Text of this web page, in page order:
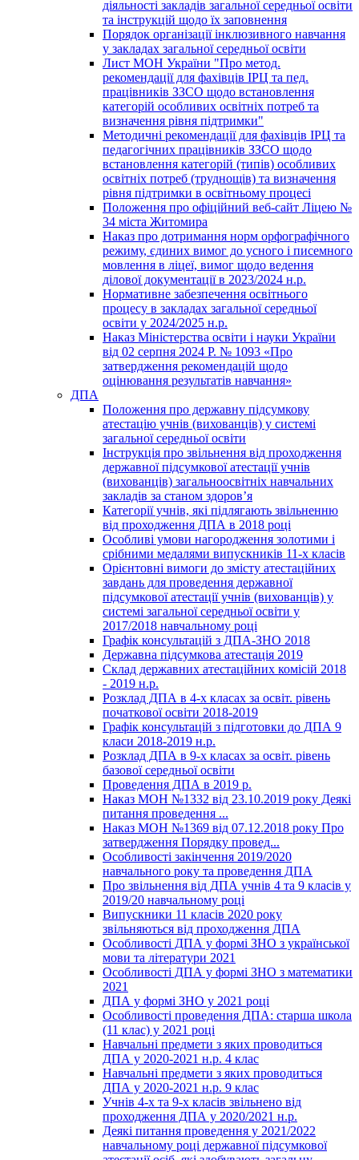
діяльності закладів загальної середньої освіти
та інструкцій щодо їх заповнення
Порядок організації інклюзивного навчання
у закладах загальної середньої освіти
Лист МОН України "Про метод.
рекомендації для фахівців ІРЦ та пед.
працівників ЗЗСО щодо встановлення
категорій особливих освітніх потреб та
визначення рівня підтримки"
Методичні рекомендації для фахівців ІРЦ та
педагогічних працівників ЗЗСО щодо
встановлення категорій (типів) особливих
освітніх потреб (труднощів) та визначення
рівня підтримки в освітньому процесі
Положення про офіційний веб-сайт Ліцею №
34 міста Житомира
Наказ про дотримання норм орфографічного
режиму, єдиних вимог до усного і писемного
мовлення в ліцеї, вимог щодо ведення
ділової документації в 2023/2024 н.р.
Нормативне забезпечення освітнього
процесу в закладах загальної середньої
освіти у 2024/2025 н.р.
Наказ Міністерства освіти і науки України
від 02 серпня 2024 Р. № 1093 «Про
затвердження рекомендацій щодо
оцінювання результатів навчання»
ДПА
Положення про державну підсумкову
атестацію учнів (вихованців) у системі
загальної середньої освіти
Інструкція про звільнення від проходження
державної підсумкової атестації учнів
(вихованців) загальноосвітніх навчальних
закладів за станом здоров’я
Категорії учнів, які підлягають звільненню
від проходження ДПА в 2018 році
Особливі умови нагородження золотими і
срібними медалями випускників 11-х класів
Орієнтовні вимоги до змісту атестаційних
завдань для проведення державної
підсумкової атестації учнів (вихованців) у
системі загальної середньої освіти у
2017/2018 навчальному році
Графік консультацій з ДПА-ЗНО 2018
Державна підсумкова атестація 2019
Склад державних атестаційних комісій 2018
- 2019 н.р.
Розклад ДПА в 4-х класах за освіт. рівень
початкової освіти 2018-2019
Графік консультацій з підготовки до ДПА 9
класи 2018-2019 н.р.
Розклад ДПА в 9-х класах за освіт. рівень
базової середньої освіти
Проведення ДПА в 2019 р.
Наказ МОН №1332 від 23.10.2019 року Деякі
питання проведення ...
Наказ МОН №1369 від 07.12.2018 року Про
затвердження Порядку провед...
Особливості закінчення 2019/2020
навчального року та проведення ДПА
Про звільнення від ДПА учнів 4 та 9 класів у
2019/20 навчальному році
Випускники 11 класів 2020 року
звільняються від проходження ДПА
Особливості ДПА у формі ЗНО з української
мови та літератури 2021
Особливості ДПА у формі ЗНО з математики
2021
ДПА у формі ЗНО у 2021 році
Особливості проведення ДПА: старша школа
(11 клас) у 2021 році
Навчальні предмети з яких проводиться
ДПА у 2020-2021 н.р. 4 клас
Навчальні предмети з яких проводиться
ДПА у 2020-2021 н.р. 9 клас
Учнів 4-х та 9-х класів звільнено від
проходження ДПА у 2020/2021 н.р.
Деякі питання проведення у 2021/2022
навчальному році державної підсумкової